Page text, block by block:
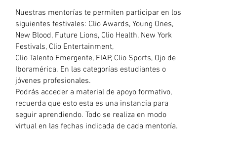
Nuestras mentorías te permiten participar en los
siguientes festivales: Clio Awards, Young Ones,
New Blood, Future Lions, Clio Health, New York
Festivals, Clio Entertainment,
Clio Talento Emergente, FIAP, Clio Sports, Ojo de
Iboramérica. En las categorías estudiantes o
jóvenes profesionales.
Podrás acceder a material de apoyo formativo,
recuerda que esto esta es una instancia para
seguir aprendiendo. Todo se realiza en modo
virtual en las fechas indicada de cada mentoría.